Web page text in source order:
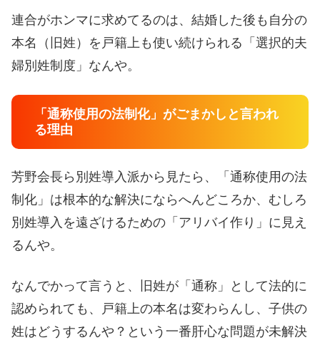
連合がホンマに求めてるのは、結婚した後も自分の
本名（旧姓）を戸籍上も使い続けられる「選択的夫
婦別姓制度」なんや。
「通称使用の法制化」がごまかしと言われ
る理由
芳野会長ら別姓導入派から見たら、「通称使用の法
制化」は根本的な解決にならへんどころか、むしろ
別姓導入を遠ざけるための「アリバイ作り」に見え
るんや。
なんでかって言うと、旧姓が「通称」として法的に
認められても、戸籍上の本名は変わらんし、子供の
姓はどうするんや？という一番肝心な問題が未解決